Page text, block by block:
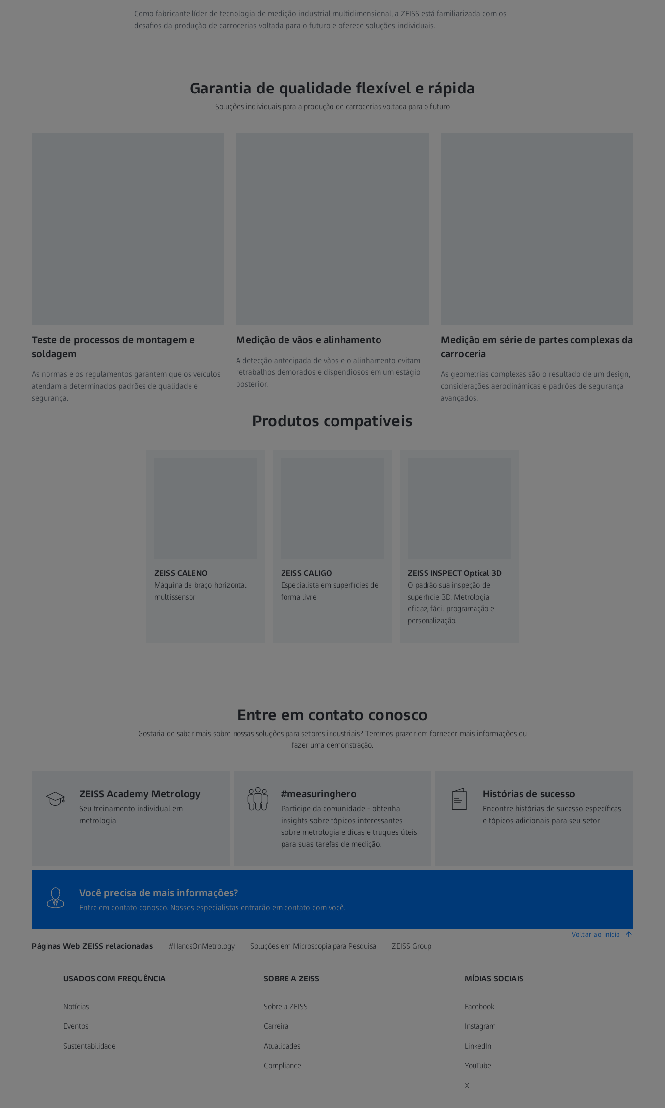
Como fabricante líder de tecnologia de medição industrial multidimensional, a ZEISS está familiarizada com os
desafios da produção de carrocerias voltada para o futuro e oferece soluções individuais.
Garantia de qualidade flexível e rápida
Soluções individuais para a produção de carrocerias voltada para o futuro
Teste de processos de montagem e
soldagem
As normas e os regulamentos garantem que os veículos
atendam a determinados padrões de qualidade e
segurança.
Medição de vãos e alinhamento
A detecção antecipada de vãos e o alinhamento evitam
retrabalhos demorados e dispendiosos em um estágio
posterior.
Medição em série de partes complexas da
carroceria
As geometrias complexas são o resultado de um design,
considerações aerodinâmicas e padrões de segurança
avançados.
Produtos compatíveis
ZEISS CALENO
Máquina de braço horizontal
multissensor
ZEISS CALIGO
Especialista em superfícies de
forma livre
ZEISS INSPECT Optical 3D
O padrão sua inspeção de
superfície 3D. Metrologia
eficaz, fácil programação e
personalização.
Entre em contato conosco
Gostaria de saber mais sobre nossas soluções para setores industriais? Teremos prazer em fornecer mais informações ou
fazer uma demonstração.
ZEISS Academy Metrology
Seu treinamento individual em
metrologia
#measuringhero
Participe da comunidade - obtenha
insights sobre tópicos interessantes
sobre metrologia e dicas e truques úteis
para suas tarefas de medição.
Histórias de sucesso
Encontre histórias de sucesso específicas
e tópicos adicionais para seu setor
Você precisa de mais informações?
Entre em contato conosco. Nossos especialistas entrarão em contato com você.
Voltar ao início
Páginas Web ZEISS relacionadas #HandsOnMetrology Soluções em Microscopia para Pesquisa ZEISS Group
USADOS COM FREQUÊNCIA
Notícias
Eventos
Sustentabilidade
SOBRE A ZEISS
Sobre a ZEISS
Carreira
Atualidades
Compliance
MÍDIAS SOCIAIS
Facebook
Instagram
LinkedIn
YouTube
X